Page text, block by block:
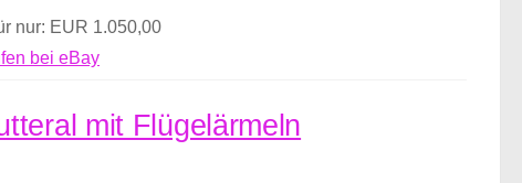
nur: EUR 1.050,00
bei eBay
mit Flügelärmeln